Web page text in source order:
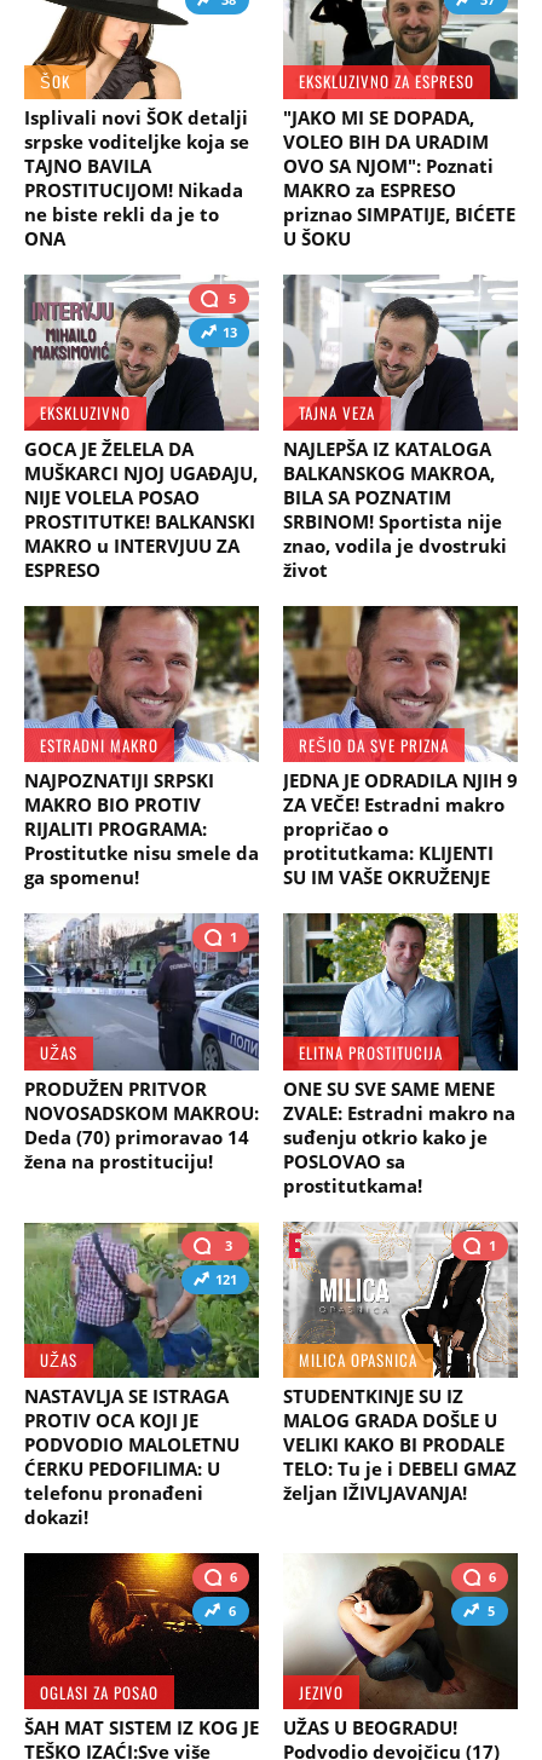
ŠOK
Isplivali novi ŠOK detalji
srpske voditeljke koja se
TAJNO BAVILA
PROSTITUCIJOM! Nikada
ne biste rekli da je to
ONA
EKSKLUZIVNO ZA ESPRESO
"JAKO MI SE DOPADA,
VOLEO BIH DA URADIM
OVO SA NJOM": Poznati
MAKRO za ESPRESO
priznao SIMPATIJE, BIĆETE
U ŠOKU
5
13
EKSKLUZIVNO
GOCA JE ŽELELA DA
MUŠKARCI NJOJ UGAĐAJU,
NIJE VOLELA POSAO
PROSTITUTKE! BALKANSKI
MAKRO u INTERVJUU ZA
ESPRESO
TAJNA VEZA
NAJLEPŠA IZ KATALOGA
BALKANSKOG MAKROA,
BILA SA POZNATIM
SRBINOM! Sportista nije
znao, vodila je dvostruki
život
ESTRADNI MAKRO
NAJPOZNATIJI SRPSKI
MAKRO BIO PROTIV
RIJALITI PROGRAMA:
Prostitutke nisu smele da
ga spomenu!
REŠIO DA SVE PRIZNA
JEDNA JE ODRADILA NJIH 9
ZA VEČE! Estradni makro
propričao o
protitutkama: KLIJENTI
SU IM VAŠE OKRUŽENJE
1
UŽAS
PRODUŽEN PRITVOR
NOVOSADSKOM MAKROU:
Deda (70) primoravao 14
žena na prostituciju!
ELITNA PROSTITUCIJA
ONE SU SVE SAME MENE
ZVALE: Estradni makro na
suđenju otkrio kako je
POSLOVAO sa
prostitutkama!
3
121
UŽAS
NASTAVLJA SE ISTRAGA
PROTIV OCA KOJI JE
PODVODIO MALOLETNU
ĆERKU PEDOFILIMA: U
telefonu pronađeni
dokazi!
1
MILICA OPASNICA
STUDENTKINJE SU IZ
MALOG GRADA DOŠLE U
VELIKI KAKO BI PRODALE
TELO: Tu je i DEBELI GMAZ
željan IŽIVLJAVANJA!
6
6
OGLASI ZA POSAO
ŠAH MAT SISTEM IZ KOG JE
TEŠKO IZAĆI:Sve više
6
5
JEZIVO
UŽAS U BEOGRADU!
Podvodio devojčicu (17)